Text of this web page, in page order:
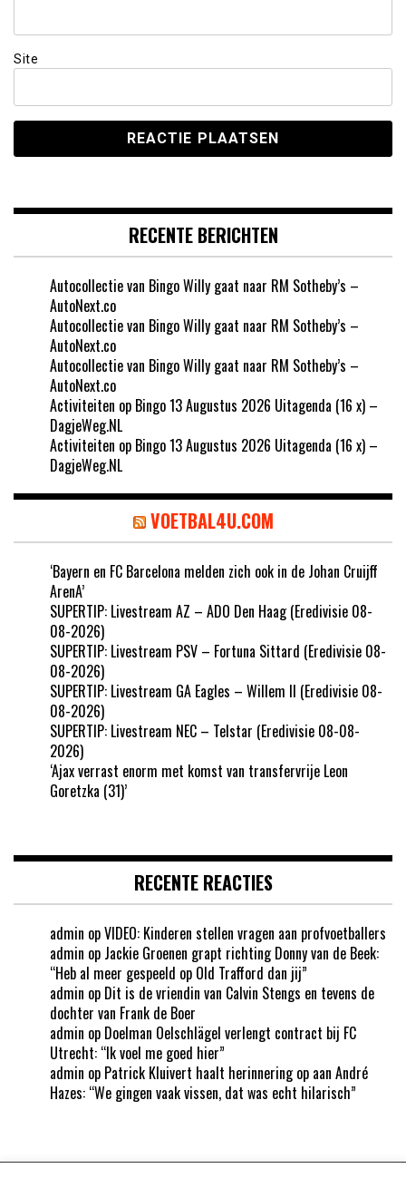
Site
RECENTE BERICHTEN
Autocollectie van Bingo Willy gaat naar RM Sotheby’s –
AutoNext.co
Autocollectie van Bingo Willy gaat naar RM Sotheby’s –
AutoNext.co
Autocollectie van Bingo Willy gaat naar RM Sotheby’s –
AutoNext.co
Activiteiten op Bingo 13 Augustus 2026 Uitagenda (16 x) –
DagjeWeg.NL
Activiteiten op Bingo 13 Augustus 2026 Uitagenda (16 x) –
DagjeWeg.NL
VOETBAL4U.COM
‘Bayern en FC Barcelona melden zich ook in de Johan Cruijff
ArenA’
SUPERTIP: Livestream AZ – ADO Den Haag (Eredivisie 08-
08-2026)
SUPERTIP: Livestream PSV – Fortuna Sittard (Eredivisie 08-
08-2026)
SUPERTIP: Livestream GA Eagles – Willem II (Eredivisie 08-
08-2026)
SUPERTIP: Livestream NEC – Telstar (Eredivisie 08-08-
2026)
‘Ajax verrast enorm met komst van transfervrije Leon
Goretzka (31)’
RECENTE REACTIES
admin opVIDEO: Kinderen stellen vragen aan profvoetballers
admin op Jackie Groenen grapt richting Donny van de Beek:
“Heb al meer gespeeld op Old Trafford dan jij”
admin op Dit is de vriendin van Calvin Stengs en tevens de
dochter van Frank de Boer
admin op Doelman Oelschlägel verlengt contract bij FC
Utrecht: “Ik voel me goed hier”
admin op Patrick Kluivert haalt herinnering op aan André
Hazes: “We gingen vaak vissen, dat was echt hilarisch”